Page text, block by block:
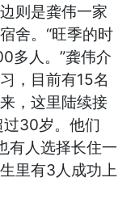
则是龚伟一家
舍。“旺季的时
多人。”龚伟介
，目前有15名
，这里陆续接
30岁。他们
有人选择长住一
里有3人成功上